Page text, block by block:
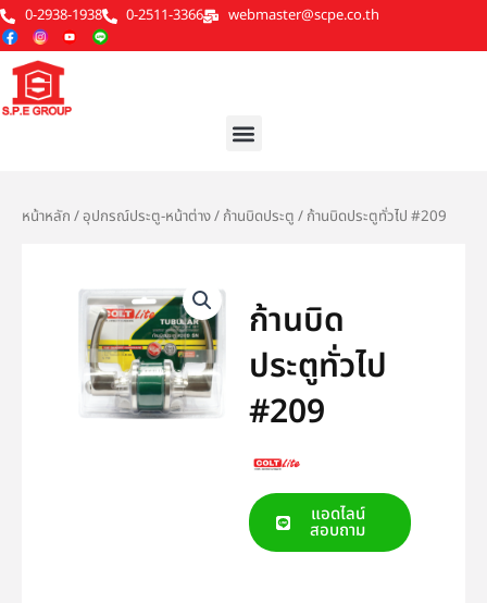
Skip
to
content
0-2938-1938 0-2511-3366 webmaster@scpe.co.th
Menu
หน้าหลัก / อุปกรณ์ประตู-หน้าต่าง/ ก้านบิดประตู / ก้านบิดประตูทั่วไป #209
ก้านบิด
ประตูทั่วไป
#209
แอดไลน์
สอบถาม